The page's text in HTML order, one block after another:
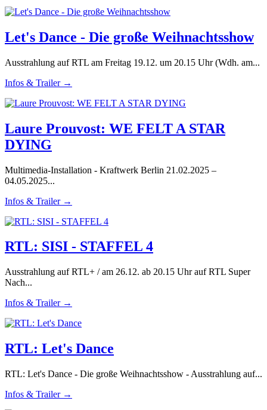
Let's Dance - Die große Weihnachtsshow
Ausstrahlung auf RTL am Freitag 19.12. um 20.15 Uhr (Wdh. am...
Infos & Trailer →
Laure Prouvost: WE FELT A STAR
DYING
Multimedia-Installation - Kraftwerk Berlin 21.02.2025 –
04.05.2025...
Infos & Trailer →
RTL: SISI - STAFFEL 4
Ausstrahlung auf RTL+ / am 26.12. ab 20.15 Uhr auf RTL Super
Nach...
Infos & Trailer →
RTL: Let's Dance
RTL: Let's Dance - Die große Weihnachtsshow - Ausstrahlung auf...
Infos & Trailer →